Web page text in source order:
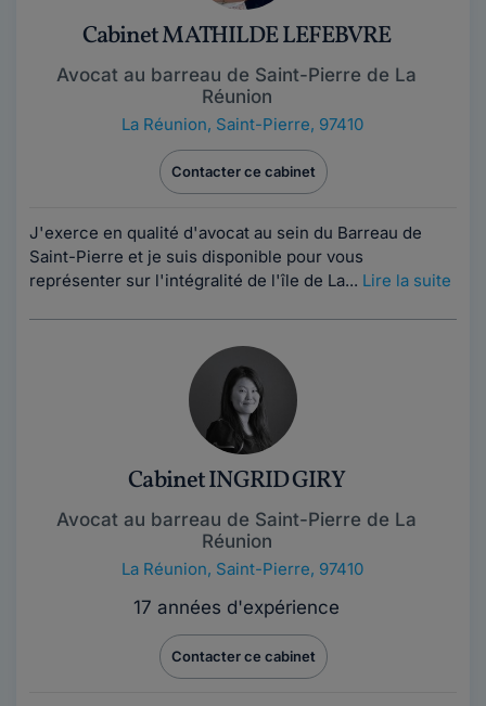
Cabinet MATHILDE LEFEBVRE
Avocat au barreau de Saint-Pierre de La
Réunion
La Réunion, Saint-Pierre, 97410
Contacter ce cabinet
J'exerce en qualité d'avocat au sein du Barreau de
Saint-Pierre et je suis disponible pour vous
représenter sur l'intégralité de l'île de La... Lire la suite
Cabinet INGRID GIRY
Avocat au barreau de Saint-Pierre de La
Réunion
La Réunion, Saint-Pierre, 97410
17 années d'expérience
Contacter ce cabinet